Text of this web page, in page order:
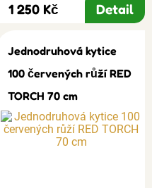
1 250 Kč Detail
Jednodruhová kytice
100 červených růží RED
TORCH 70 cm